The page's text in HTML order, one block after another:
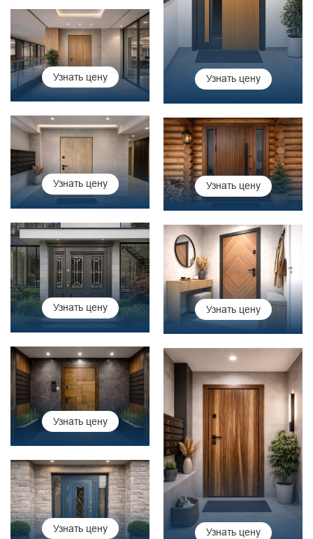
Узнать цену
Узнать цену
Узнать цену Узнать цену
Узнать цену Узнать цену
Узнать цену
Узнать цену
Узнать цену